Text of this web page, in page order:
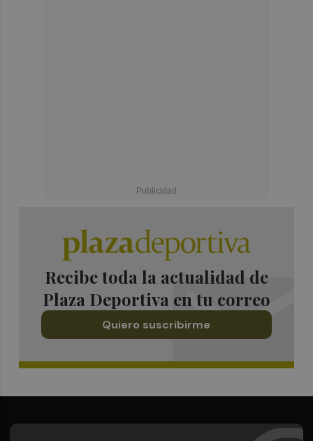
Recibe toda la actualidad de
Plaza Deportiva en tu correo
Quiero suscribirme